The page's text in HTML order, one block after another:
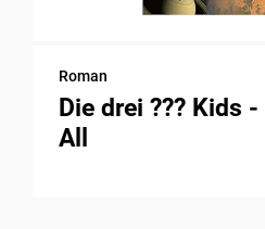
Roman
Die drei ??? Kids
All